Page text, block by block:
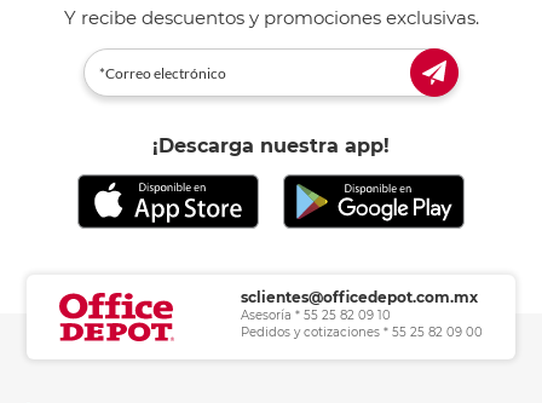
Y recibe descuentos y promociones exclusivas.
¡Descarga nuestra app!
sclientes@officedepot.com.mx
Asesoría * 55 25 82 09 10
Pedidos y cotizaciones * 55 25 82 09 00